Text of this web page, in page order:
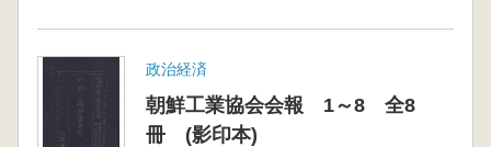
政治経済
朝鮮工業協会会報 1～8 全8
冊 (影印本)